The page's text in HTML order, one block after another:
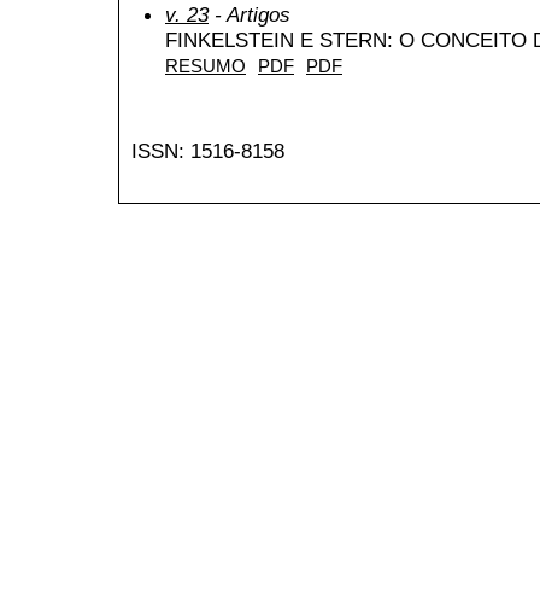
v. 23- Artigos
FINKELSTEIN E STERN: O CONCEITO
RESUMO PDF PDF
ISSN: 1516-8158